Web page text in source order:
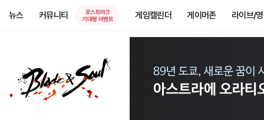
뉴스 커뮤니티
로스트아크
기대평 이벤트
게임캘린더 게이머존 라이브/